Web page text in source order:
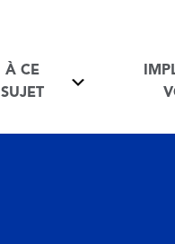
À CE
SUJET
À ce sujet Toggle